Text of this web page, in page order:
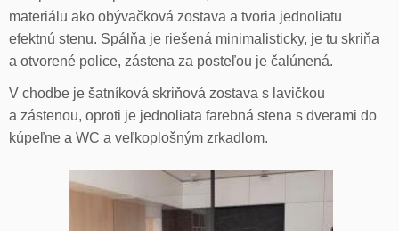
materiálu ako obývačková zostava a tvoria jednoliatu
efektnú stenu. Spálňa je riešená minimalisticky, je tu skriňa
a otvorené police, zástena za posteľou je čalúnená.
V chodbe je šatníková skriňová zostava s lavičkou
a zástenou, oproti je jednoliata farebná stena s dverami do
kúpeľne a WC a veľkoplošným zrkadlom.